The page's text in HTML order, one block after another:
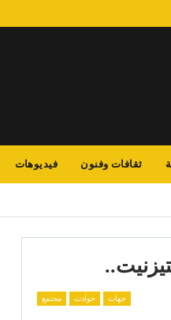
ثقافات وفنون فيديوهات
جهات حوادث مجتمع